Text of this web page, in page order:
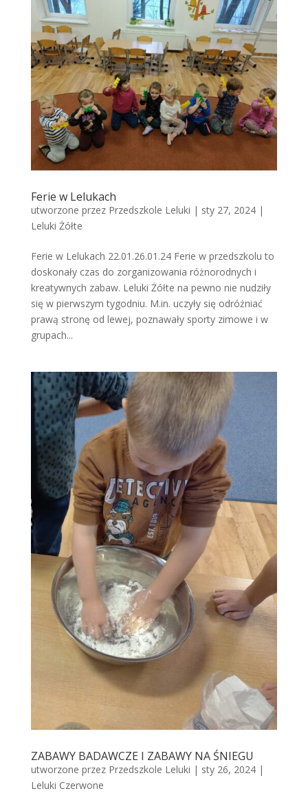
Ferie w Lelukach
utworzone przez Przedszkole Leluki | sty 27, 2024|
Leluki Żółte
Ferie w Lelukach 22.01.26.01.24 Ferie w przedszkolu to
doskonały czas do zorganizowania różnorodnych i
kreatywnych zabaw. Leluki Żółte na pewno nie nudziły
się w pierwszym tygodniu. M.in. uczyły się odróżniać
prawą stronę od lewej, poznawały sporty zimowe i w
grupach...
ZABAWY BADAWCZE I ZABAWY NA ŚNIEGU
utworzone przez Przedszkole Leluki | sty 26, 2024|
Leluki Czerwone